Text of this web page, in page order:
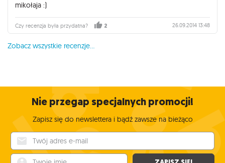
mikołaja :)
Czy recenzja była przydatna? 2 26.09.2014 13:48
Zobacz wszystkie recenzje...
Nie przegap specjalnych promocji!
Zapisz się do newslettera i bądź zawsze na bieżąco